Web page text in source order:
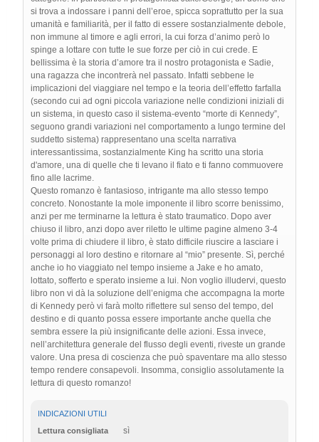
si trova a indossare i panni dell’eroe, spicca soprattutto per la sua
umanità e familiarità, per il fatto di essere sostanzialmente debole,
non immune al timore e agli errori, la cui forza d’animo però lo
spinge a lottare con tutte le sue forze per ciò in cui crede. E
bellissima è la storia d’amore tra il nostro protagonista e Sadie,
una ragazza che incontrerà nel passato. Infatti sebbene le
implicazioni del viaggiare nel tempo e la teoria dell’effetto farfalla
(secondo cui ad ogni piccola variazione nelle condizioni iniziali di
un sistema, in questo caso il sistema-evento “morte di Kennedy”,
seguono grandi variazioni nel comportamento a lungo termine del
suddetto sistema) rappresentano una scelta narrativa
interessantissima, sostanzialmente King ha scritto una storia
d'amore, una di quelle che ti levano il fiato e ti fanno commuovere
fino alle lacrime.
Questo romanzo è fantasioso, intrigante ma allo stesso tempo
concreto. Nonostante la mole imponente il libro scorre benissimo,
anzi per me terminarne la lettura è stato traumatico. Dopo aver
chiuso il libro, anzi dopo aver riletto le ultime pagine almeno 3-4
volte prima di chiudere il libro, è stato difficile riuscire a lasciare i
personaggi al loro destino e ritornare al “mio” presente. Sì, perché
anche io ho viaggiato nel tempo insieme a Jake e ho amato,
lottato, sofferto e sperato insieme a lui. Non voglio illudervi, questo
libro non vi dà la soluzione dell’enigma che accompagna la morte
di Kennedy però vi farà molto riflettere sul senso del tempo, del
destino e di quanto possa essere importante anche quella che
sembra essere la più insignificante delle azioni. Essa invece,
nell’architettura generale del flusso degli eventi, riveste un grande
valore. Una presa di coscienza che può spaventare ma allo stesso
tempo rendere consapevoli. Insomma, consiglio assolutamente la
lettura di questo romanzo!
INDICAZIONI UTILI
Lettura consigliata
sì